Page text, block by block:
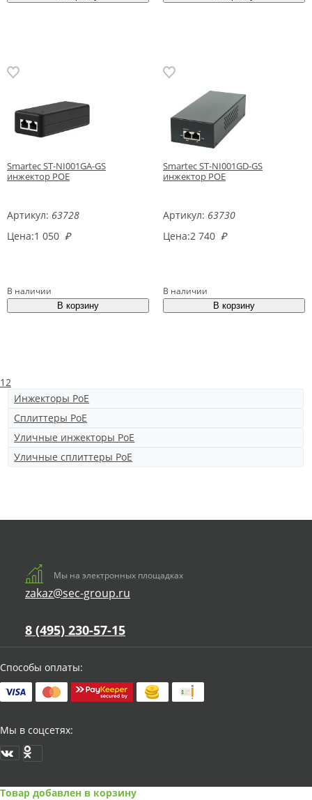
Smartec ST-NI001GA-GS
инжектор POE
Артикул: 63728
Цена:1 050 ₽
В наличии
Smartec ST-NI001GD-GS
инжектор POE
Артикул: 63730
Цена:2 740 ₽
В наличии
12
Инжекторы PoE
Сплиттеры PoE
Уличные инжекторы PoE
Уличные сплиттеры PoE
Мы на электронных площадках
zakaz@sec-group.ru
8 (495) 230-57-15
Способы оплаты:
Мы в соцсетях:
Товар добавлен в корзину